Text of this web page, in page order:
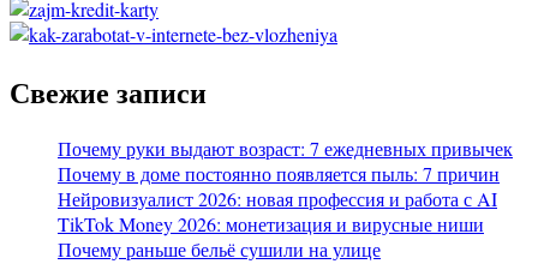
Свежие записи
Почему руки выдают возраст: 7 ежедневных привычек
Почему в доме постоянно появляется пыль: 7 причин
Нейровизуалист 2026: новая профессия и работа с AI
TikTok Money 2026: монетизация и вирусные ниши
Почему раньше бельё сушили на улице